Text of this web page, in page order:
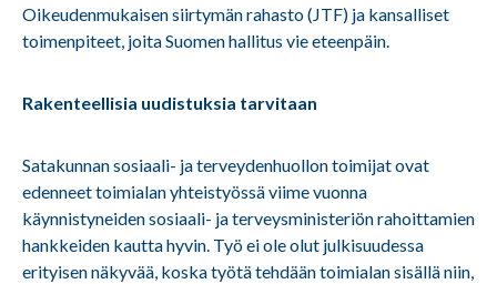
Oikeudenmukaisen siirtymän rahasto (JTF) ja kansalliset
toimenpiteet, joita Suomen hallitus vie eteenpäin.
Rakenteellisia uudistuksia tarvitaan
Satakunnan sosiaali- ja terveydenhuollon toimijat ovat
edenneet toimialan yhteistyössä viime vuonna
käynnistyneiden sosiaali- ja terveysministeriön rahoittamien
hankkeiden kautta hyvin. Työ ei ole olut julkisuudessa
erityisen näkyvää, koska työtä tehdään toimialan sisällä niin,